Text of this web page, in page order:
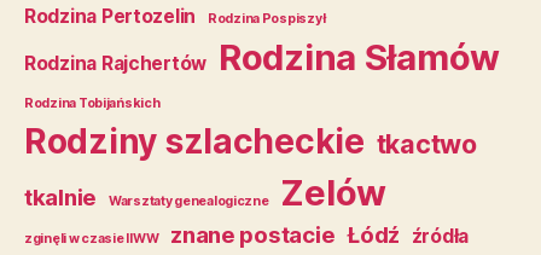
Rodzina Pertozelin Rodzina Pospiszył
Rodzina Rajchertów Rodzina Słamów
Rodzina Tobijańskich
Rodziny szlacheckie tkactwo
tkalnie Warsztaty genealogiczne Zelów
zginęli w czasie IIWW znane postacie Łódź źródła